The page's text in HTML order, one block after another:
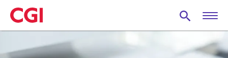
Skip
to
main